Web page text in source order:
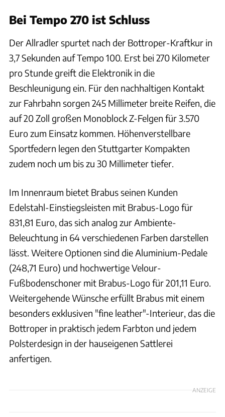
Bei Tempo 270 ist Schluss
Der Allradler spurtet nach der Bottroper-Kraftkur in
3,7 Sekunden auf Tempo 100. Erst bei 270 Kilometer
pro Stunde greift die Elektronik in die
Beschleunigung ein. Für den nachhaltigen Kontakt
zur Fahrbahn sorgen 245 Millimeter breite Reifen, die
auf 20 Zoll großen Monoblock Z-Felgen für 3.570
Euro zum Einsatz kommen. Höhenverstellbare
Sportfedern legen den Stuttgarter Kompakten
zudem noch um bis zu 30 Millimeter tiefer.
Im Innenraum bietet Brabus seinen Kunden
Edelstahl-Einstiegsleisten mit Brabus-Logo für
831,81 Euro, das sich analog zur Ambiente-
Beleuchtung in 64 verschiedenen Farben darstellen
lässt. Weitere Optionen sind die Aluminium-Pedale
(248,71 Euro) und hochwertige Velour-
Fußbodenschoner mit Brabus-Logo für 201,11 Euro.
Weitergehende Wünsche erfüllt Brabus mit einem
besonders exklusiven "fine leather"-Interieur, das die
Bottroper in praktisch jedem Farbton und jedem
Polsterdesign in der hauseigenen Sattlerei
anfertigen.
ANZEIGE